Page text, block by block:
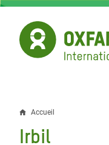
Aller
contenu
principal
FilAccueil
Irbil